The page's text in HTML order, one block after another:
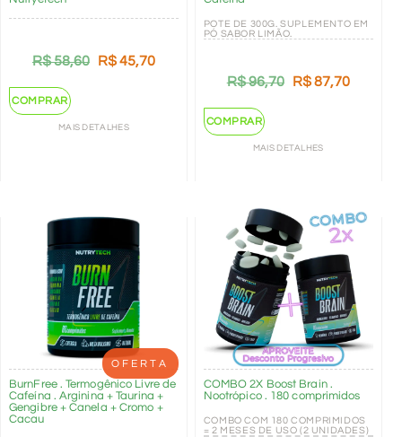
R$58,60 R$45,70
COMPRAR
MAIS DETALHES
POTE DE 300G. SUPLEMENTO EM
PÓ SABOR LIMÃO.
R$96,70 R$87,70
COMPRAR
MAIS DETALHES
OFERTA
BurnFree . Termogênico Livre de
Cafeína . Arginina + Taurina +
Gengibre + Canela + Cromo +
Cacau
COMBO 2X Boost Brain .
Nootrópico . 180 comprimidos
COMBO COM 180 COMPRIMIDOS
= 2 MESES DE USO (2 UNIDADES)